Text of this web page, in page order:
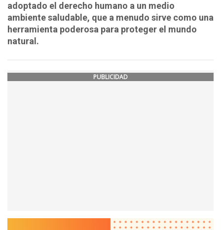
adoptado el derecho humano a un medio
ambiente saludable, que a menudo sirve como una
herramienta poderosa para proteger el mundo
natural.
PUBLICIDAD